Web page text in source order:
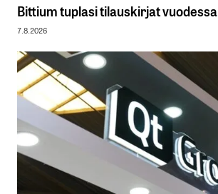
Bittium tuplasi tilauskirjat vuodessa
7.8.2026